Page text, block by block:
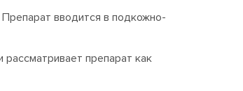
вводится в подкожно-
препарат как